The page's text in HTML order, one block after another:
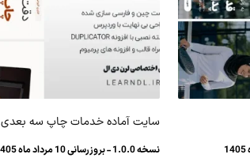
سایت آماده خدمات چاپ سه بعدی
نسخه 1.0.0 - بروزرسانی 10 مرداد ماه 1405